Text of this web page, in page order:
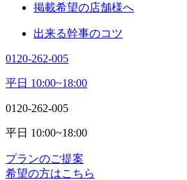
掲載希望の店舗様へ
出来る幹事のコツ
0120-262-005
平日 10:00~18:00
0120-262-005
平日 10:00~18:00
プランのご提案
希望の方はこちら